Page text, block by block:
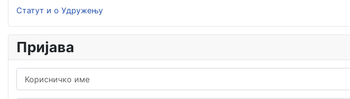
Статут и о Удружењу
Пријава